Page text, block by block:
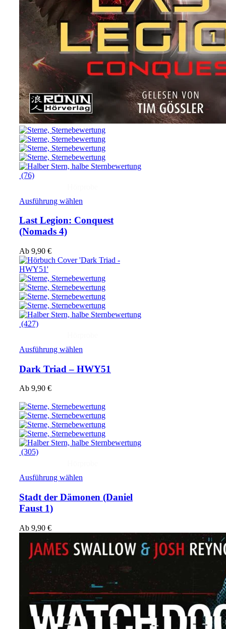
(76)
Ausführung wählen
Last Legion: Conquest
(Nomads 4)
Ab 9,90 €
(427)
Ausführung wählen
Dark Triad – HWY51
Ab 9,90 €
(305)
Ausführung wählen
Stadt der Dämonen (Daniel
Faust 1)
Ab 9,90 €